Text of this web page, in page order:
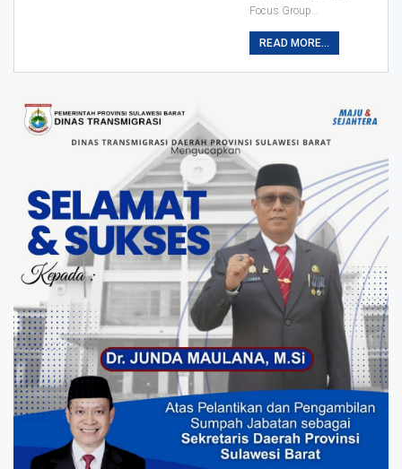
Focus Group…
READ MORE...